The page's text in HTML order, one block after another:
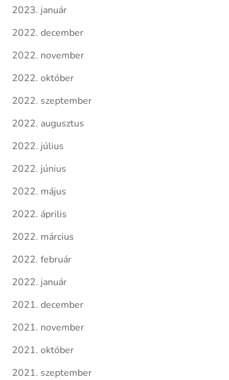
2023. január
2022. december
2022. november
2022. október
2022. szeptember
2022. augusztus
2022. július
2022. június
2022. május
2022. április
2022. március
2022. február
2022. január
2021. december
2021. november
2021. október
2021. szeptember